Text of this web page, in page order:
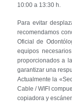
10:00 a 13:30 h.
Para evitar
recomendamos
Oficial de
equipos
proporcionados a
garantizar una
Actualmente la
Cable / WIFI
copiadora y